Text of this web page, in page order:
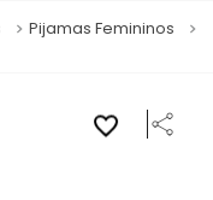
Pijamas Femininos